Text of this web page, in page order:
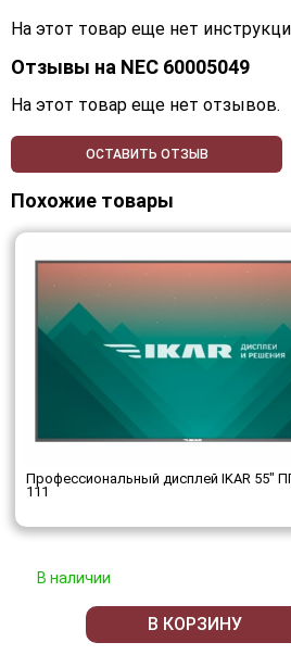
На этот товар еще нет
Отзывы на NEC 60005049
На этот товар еще нет отзывов.
ОСТАВИТЬ ОТЗЫВ
Похожие товары
Профессиональный дисплей IKAR 55"
111
В наличии
В КОРЗИНУ